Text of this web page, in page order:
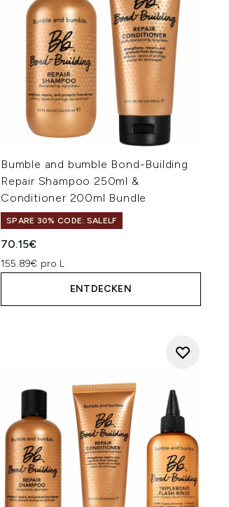
Bumble and bumble Bond-Building
Repair Shampoo 250ml &
Conditioner 200ml Bundle
SPARE 30% CODE: SALELF
70.15€
155.89€ pro L
ENTDECKEN